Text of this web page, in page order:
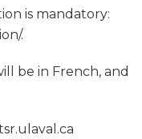
is mandatory:
.
be in French, and